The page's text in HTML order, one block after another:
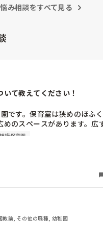
み相談をすべて見る
て教えてください！
です。保育室は狭めのほふ
めのスペースがあります。広
着かないので、活動によって
、ちょっと体が当たると倒れ
にとっては共倒れになった
してしまうと活動によって柔
のを置いていましたが、移動
もがぶつかって倒れた時に怖
なもので工夫されていますか？
模保育園
教諭, その他の職種, 幼稚園